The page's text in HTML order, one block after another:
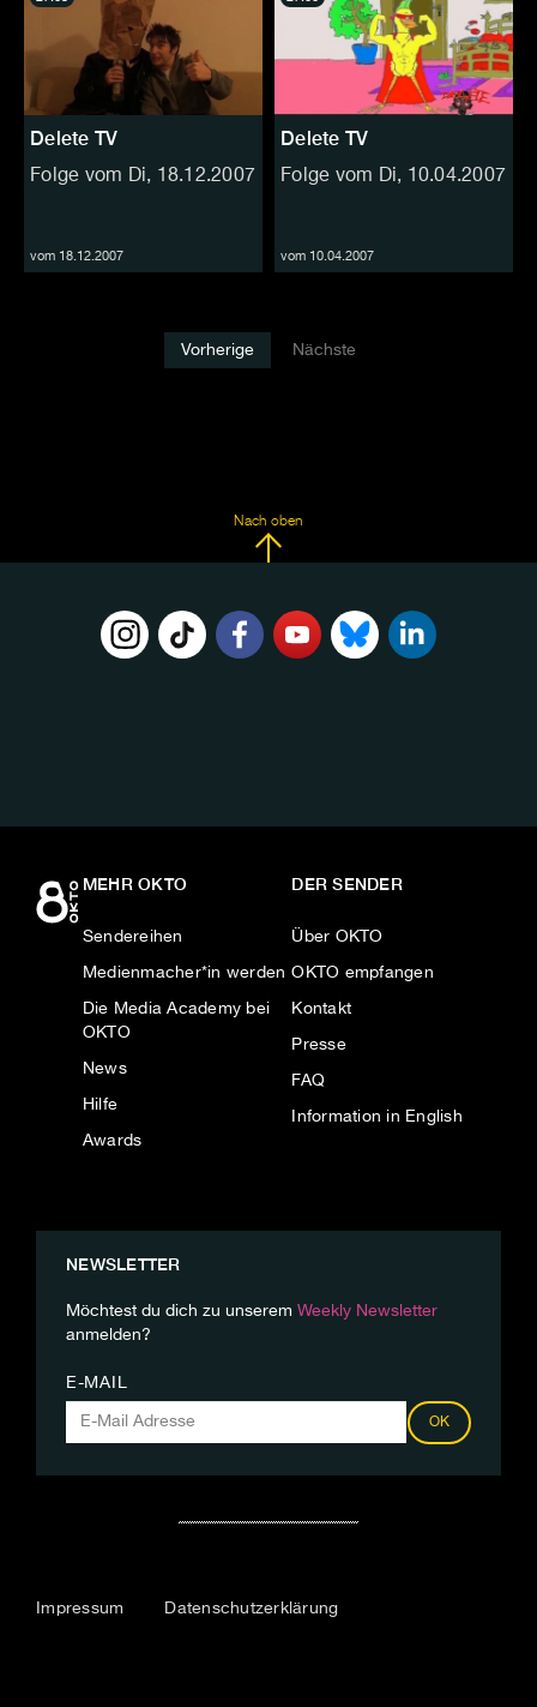
Delete TV
Folge vom Di, 18.12.2007
vom 18.12.2007
Delete TV
Folge vom Di, 10.04.2007
vom 10.04.2007
Vorherige Nächste
Nach oben
MEHR OKTO
Sendereihen
Medienmacher*in werden
Die Media Academy bei
OKTO
News
Hilfe
Awards
DER SENDER
Über OKTO
OKTO empfangen
Kontakt
Presse
FAQ
Information in English
NEWSLETTER
Möchtest du dich zu unserem Weekly Newsletter
anmelden?
E-MAIL
OK
Impressum Datenschutzerklärung